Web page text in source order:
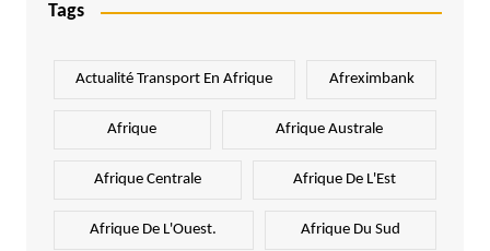
Tags
Actualité Transport En Afrique Afreximbank
Afrique Afrique Australe
Afrique Centrale Afrique De L'Est
Afrique De L'Ouest. Afrique Du Sud